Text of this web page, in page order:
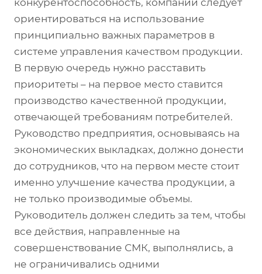
конкурентоспособность, компании следует
ориентироваться на использование
принципиально важных параметров в
системе управления качеством продукции.
В первую очередь нужно расставить
приоритеты – на первое место ставится
производство качественной продукции,
отвечающей требованиям потребителей.
Руководство предприятия, основываясь на
экономических выкладках, должно донести
до сотрудников, что на первом месте стоит
именно улучшение качества продукции, а
не только производимые объемы.
Руководитель должен следить за тем, чтобы
все действия, направленные на
совершенствование СМК, выполнялись, а
не ограничивались одними